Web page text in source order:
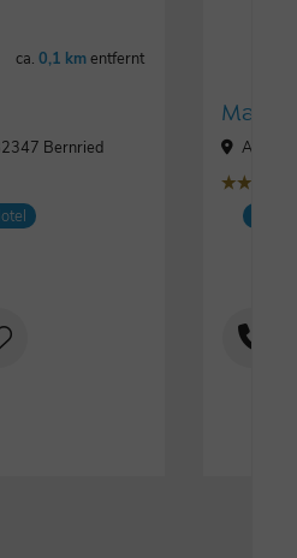
ca.0,1 kmentfernt
Bernried Am
țțțț